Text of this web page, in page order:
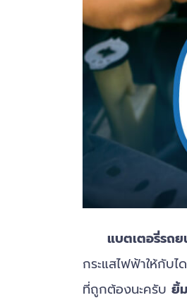
แบตเตอรี่รถ
กระแสไฟฟ้าให้กับ
ที่ถูกต้องนะครับ ยิ้